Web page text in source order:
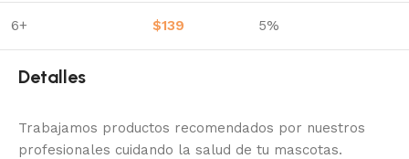
6+ $139 5%
Detalles
Trabajamos productos recomendados por nuestros
profesionales cuidando la salud de tu mascotas.